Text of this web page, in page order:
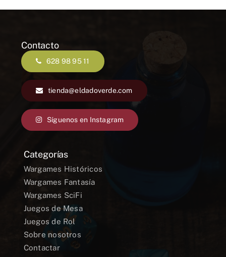
Contacto
628 98 95 11
tienda@eldadoverde.com
Síguenos en Instagram
Categorías
Wargames Históricos
Wargames Fantasía
Wargames SciFi
Juegos de Mesa
Juegos de Rol
Sobre nosotros
Contactar